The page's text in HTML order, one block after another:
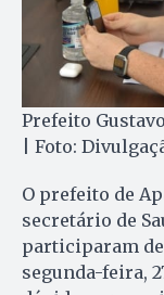
Prefeito
| Foto:
O prefeito de
secretário de
participaram
segunda-feira,